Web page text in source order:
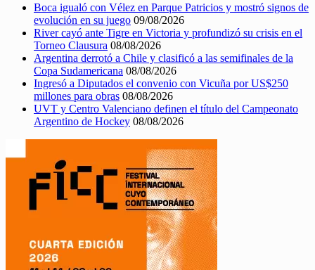
Boca igualó con Vélez en Parque Patricios y mostró signos de
evolución en su juego 09/08/2026
River cayó ante Tigre en Victoria y profundizó su crisis en el
Torneo Clausura 08/08/2026
Argentina derrotó a Chile y clasificó a las semifinales de la
Copa Sudamericana 08/08/2026
Ingresó a Diputados el convenio con Vicuña por US$250
millones para obras 08/08/2026
UVT y Centro Valenciano definen el título del Campeonato
Argentino de Hockey 08/08/2026